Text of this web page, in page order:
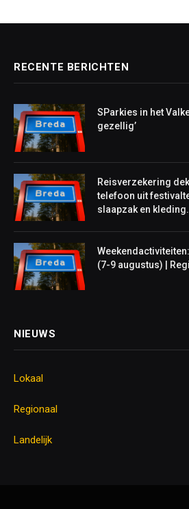
RECENTE BERICHTEN
SParkies in het
gezellig’
Reisverzekering
telefoon uit
slaapzak en kleding.
(7-9 augustus) |
NIEUWS
Lokaal
Regionaal
Landelijk